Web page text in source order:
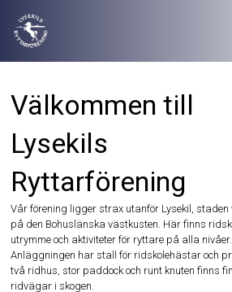
innehåll
Välkommen till
Lysekils
Ryttarförening
Vår förening ligger strax utanför Lysekil, staden
på den Bohuslänska västkusten. Här finns
utrymme och aktiviteter för ryttare på alla nivåer.
Anläggningen har stall för ridskolehästar och
två ridhus, stor paddock och runt knuten finns
ridvägar i skogen.